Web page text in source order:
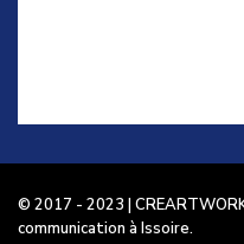
© 2017 - 2023 |
communication à Issoire.